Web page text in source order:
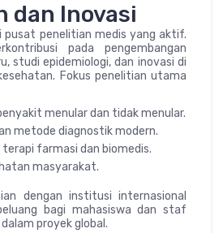
dan Inovasi
pusat penelitian medis yang aktif.
pada pengembangan
studi epidemiologi, dan inovasi di
Fokus penelitian utama
menular dan tidak menular.
metode diagnostik modern.
terapi farmasi dan biomedis.
masyarakat.
dengan institusi internasional
bagi mahasiswa dan staf
proyek global.